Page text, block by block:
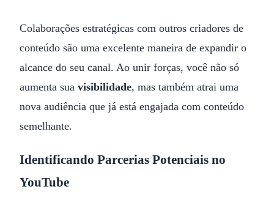
Colaborações estratégicas com outros criadores de
conteúdo são uma excelente maneira de expandir o
alcance do seu canal. Ao unir forças, você não só
aumenta sua visibilidade, mas também atrai uma
nova audiência que já está engajada com conteúdo
semelhante.
Identificando Parcerias Potenciais no
YouTube